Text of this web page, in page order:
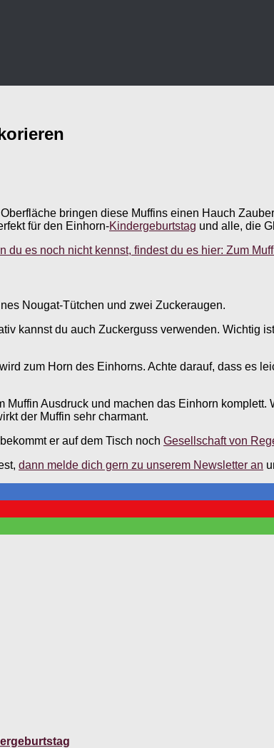
bringen diese Muffins einen Hauch
für den Einhorn-Kindergeburtstag und alle, die
du es noch nicht kennst, findest du es hier: Zum
Nougat-Tütchen und zwei Zuckeraugen.
kannst du auch Zuckerguss verwenden. Wichtig
zum Horn des Einhorns. Achte darauf, dass es
Ausdruck und machen das Einhorn
der Muffin sehr charmant.
er auf dem Tisch noch Gesellschaft von
dann melde dich gern zu unserem Newsletter an